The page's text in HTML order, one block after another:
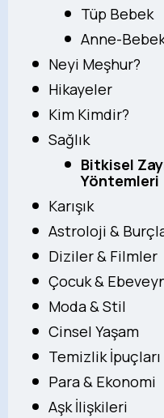
Tüp Bebek
Anne-Bebek
Neyi Meşhur?
Hikayeler
Kim Kimdir?
Sağlık
Bitkisel
Yöntemleri
Karışık
Astroloji &
Diziler & Filmler
Çocuk &
Moda & Stil
Cinsel Yaşam
Temizlik İpuçları
Para & Ekonomi
Aşk İlişkileri